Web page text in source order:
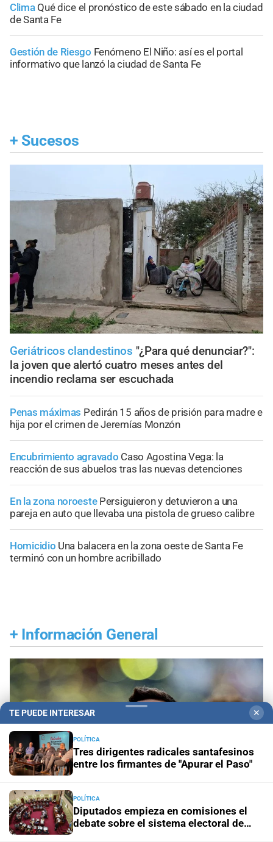
Clima Qué dice el pronóstico de este sábado en la ciudad
de Santa Fe
Gestión de Riesgo Fenómeno El Niño: así es el portal
informativo que lanzó la ciudad de Santa Fe
+ Sucesos
Geriátricos clandestinos "¿Para qué denunciar?":
la joven que alertó cuatro meses antes del
incendio reclama ser escuchada
Penas máximas Pedirán 15 años de prisión para madre e
hija por el crimen de Jeremías Monzón
Encubrimiento agravado Caso Agostina Vega: la
reacción de sus abuelos tras las nuevas detenciones
En la zona noroeste Persiguieron y detuvieron a una
pareja en auto que llevaba una pistola de grueso calibre
Homicidio Una balacera en la zona oeste de Santa Fe
terminó con un hombre acribillado
+ Información General
TE PUEDE INTERESAR ✕
POLÍTICA
Tres dirigentes radicales santafesinos
entre los firmantes de "Apurar el Paso"
POLÍTICA
Diputados empieza en comisiones el
debate sobre el sistema electoral de